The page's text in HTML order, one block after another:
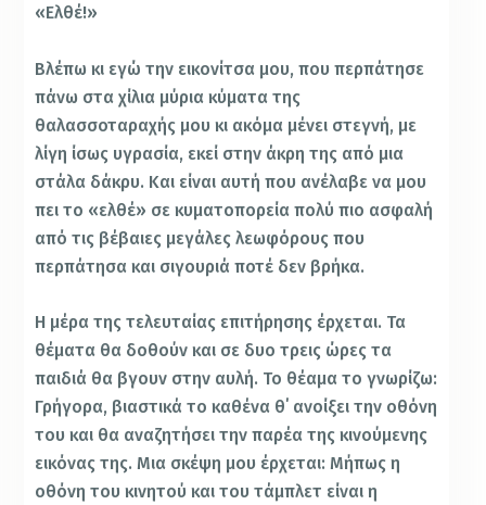
«Ελθέ!»
Βλέπω κι εγώ την εικονίτσα μου, που περπάτησε
πάνω στα χίλια μύρια κύματα της
θαλασσοταραχής μου κι ακόμα μένει στεγνή, με
λίγη ίσως υγρασία, εκεί στην άκρη της από μια
στάλα δάκρυ. Και είναι αυτή που ανέλαβε να μου
πει το «ελθέ» σε κυματοπορεία πολύ πιο ασφαλή
από τις βέβαιες μεγάλες λεωφόρους που
περπάτησα και σιγουριά ποτέ δεν βρήκα.
Η μέρα της τελευταίας επιτήρησης έρχεται. Τα
θέματα θα δοθούν και σε δυο τρεις ώρες τα
παιδιά θα βγουν στην αυλή. Το θέαμα το γνωρίζω:
Γρήγορα, βιαστικά το καθένα θ΄ ανοίξει την οθόνη
του και θα αναζητήσει την παρέα της κινούμενης
εικόνας της. Μια σκέψη μου έρχεται: Μήπως η
οθόνη του κινητού και του τάμπλετ είναι η